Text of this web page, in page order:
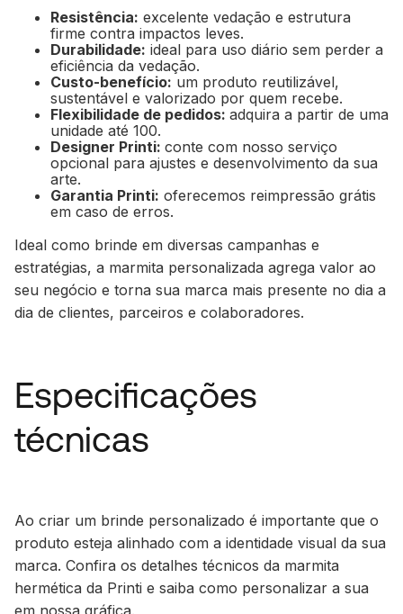
Resistência: excelente vedação e estrutura
firme contra impactos leves.
Durabilidade: ideal para uso diário sem perder a
eficiência da vedação.
Custo-benefício: um produto reutilizável,
sustentável e valorizado por quem recebe.
Flexibilidade de pedidos: adquira a partir de uma
unidade até 100.
Designer Printi: conte com nosso serviço
opcional para ajustes e desenvolvimento da sua
arte.
Garantia Printi: oferecemos reimpressão grátis
em caso de erros.
Ideal como brinde em diversas campanhas e
estratégias, a marmita personalizada agrega valor ao
seu negócio e torna sua marca mais presente no dia a
dia de clientes, parceiros e colaboradores.
Especificações
técnicas
Ao criar um brinde personalizado é importante que o
produto esteja alinhado com a identidade visual da sua
marca. Confira os detalhes técnicos da marmita
hermética da Printi e saiba como personalizar a sua